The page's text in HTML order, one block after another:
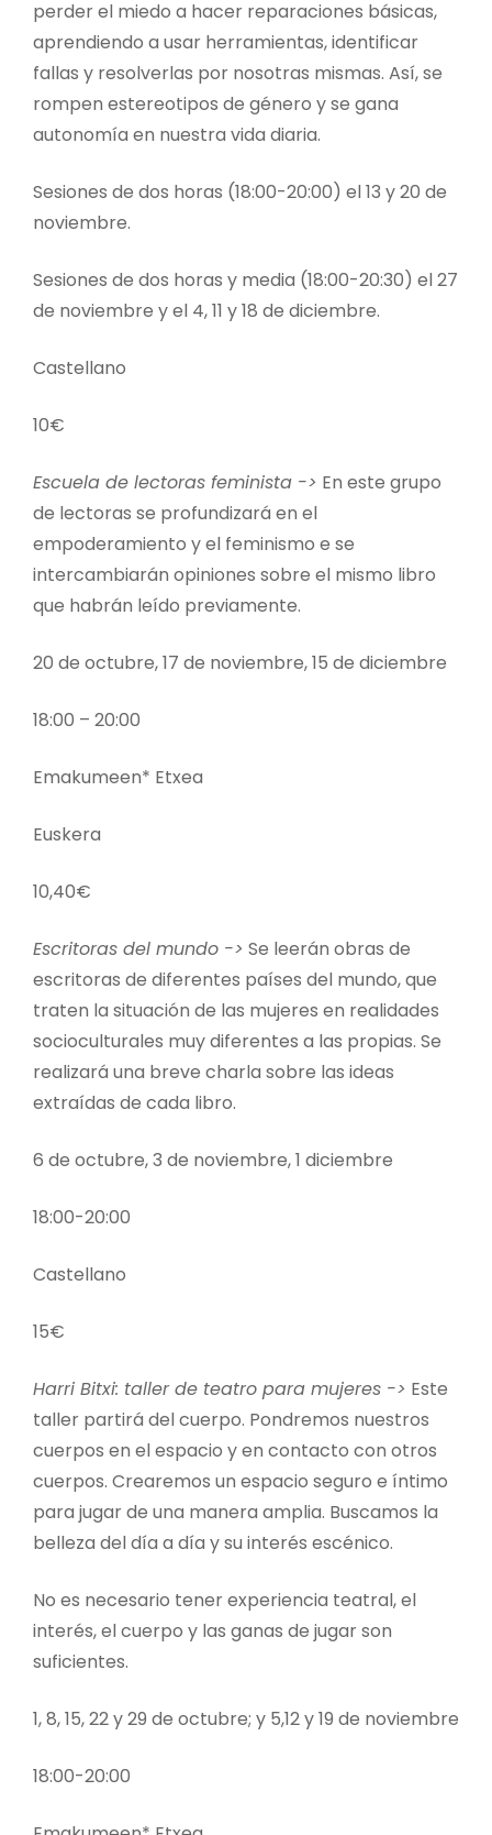
perder el miedo a hacer reparaciones básicas,
aprendiendo a usar herramientas, identificar
fallas y resolverlas por nosotras mismas. Así, se
rompen estereotipos de género y se gana
autonomía en nuestra vida diaria.
Sesiones de dos horas (18:00-20:00) el 13 y 20 de
noviembre.
Sesiones de dos horas y media (18:00-20:30) el 27
de noviembre y el 4, 11 y 18 de diciembre.
Castellano
10€
Escuela de lectoras feminista -> En este grupo
de lectoras se profundizará en el
empoderamiento y el feminismo e se
intercambiarán opiniones sobre el mismo libro
que habrán leído previamente.
20 de octubre, 17 de noviembre, 15 de diciembre
18:00 – 20:00
Emakumeen* Etxea
Euskera
10,40€
Escritoras del mundo -> Se leerán obras de
escritoras de diferentes países del mundo, que
traten la situación de las mujeres en realidades
socioculturales muy diferentes a las propias. Se
realizará una breve charla sobre las ideas
extraídas de cada libro.
6 de octubre, 3 de noviembre, 1 diciembre
18:00-20:00
Castellano
15€
Harri Bitxi: taller de teatro para mujeres -> Este
taller partirá del cuerpo. Pondremos nuestros
cuerpos en el espacio y en contacto con otros
cuerpos. Crearemos un espacio seguro e íntimo
para jugar de una manera amplia. Buscamos la
belleza del día a día y su interés escénico.
No es necesario tener experiencia teatral, el
interés, el cuerpo y las ganas de jugar son
suficientes.
1, 8, 15, 22 y 29 de octubre; y 5,12 y 19 de noviembre
18:00-20:00